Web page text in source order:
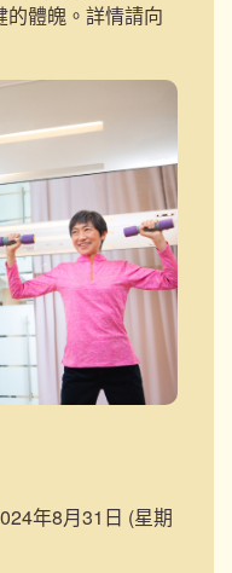
體魄。詳情請向
年8月31日 (星期